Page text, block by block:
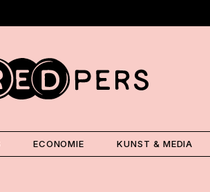
ECONOMIE KUNST & MEDIA